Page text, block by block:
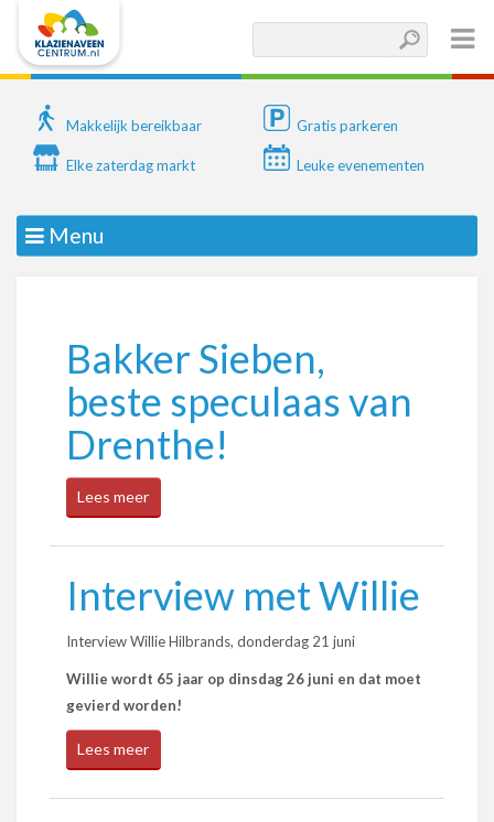
Makkelijk bereikbaar Gratis parkeren
Elke zaterdag markt Leuke evenementen
Menu
Bakker Sieben,
beste speculaas van
Drenthe!
Lees meer
Interview met Willie
Interview Willie Hilbrands, donderdag 21 juni
Willie wordt 65 jaar op dinsdag 26 juni en dat moet
gevierd worden!
Lees meer